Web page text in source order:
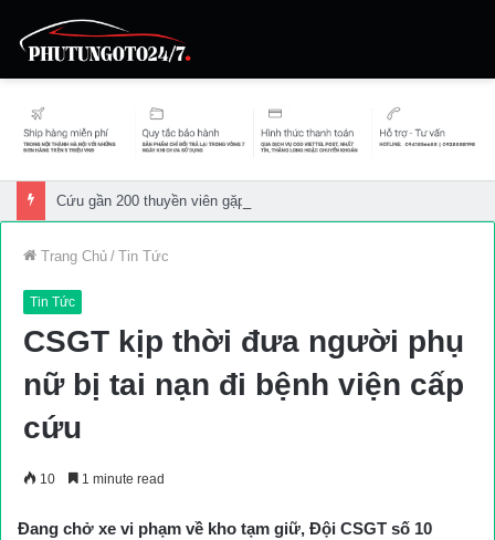
Cứu gần 200 thuyền viên gặp sự cố trên biển
Trang Chủ / Tin Tức
Tin Tức
CSGT kịp thời đưa người phụ
nữ bị tai nạn đi bệnh viện cấp
cứu
10 1 minute read
Đang chở xe vi phạm về kho tạm giữ, Đội CSGT số 10